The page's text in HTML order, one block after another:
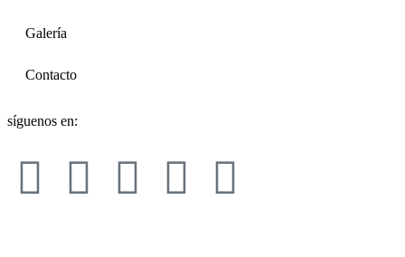
Galería
Contacto
síguenos en: